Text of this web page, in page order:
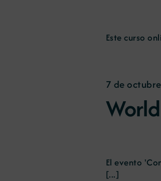
Este curso
7 de
El evento
[...]